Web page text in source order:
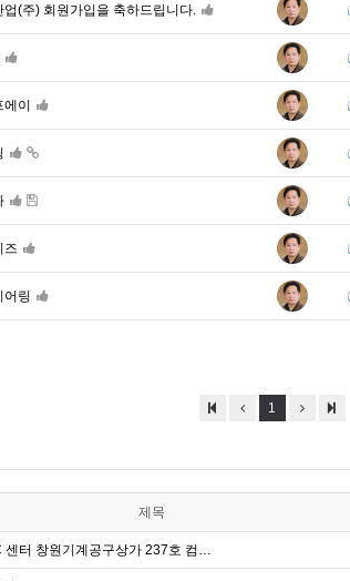
업(주) 회원가입을 축하드립니다.
이
즈
어링
1
제목
센터 창원기계공구상가 237호 컴…